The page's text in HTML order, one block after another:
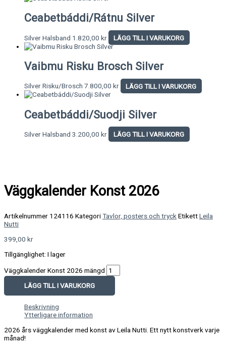
Ceabetbáddi/Rátnu Silver
Silver Halsband 1.820,00 kr LÄGG TILL I VARUKORG
Vaibmu Risku Brosch Silver
Silver Risku/Brosch 7.800,00 kr LÄGG TILL I VARUKORG
Ceabetbáddi/Suodji Silver
Silver Halsband 3.200,00 kr LÄGG TILL I VARUKORG
Väggkalender Konst 2026
Artikelnummer 124116 KategoriTavlor, posters och tryckEtikettLeila
Nutti
399,00 kr
Tillgänglighet: I lager
Väggkalender Konst 2026 mängd
LÄGG TILL I VARUKORG
Beskrivning
Ytterligare information
2026 års väggkalender med konst av Leila Nutti. Ett nytt konstverk varje
månad!